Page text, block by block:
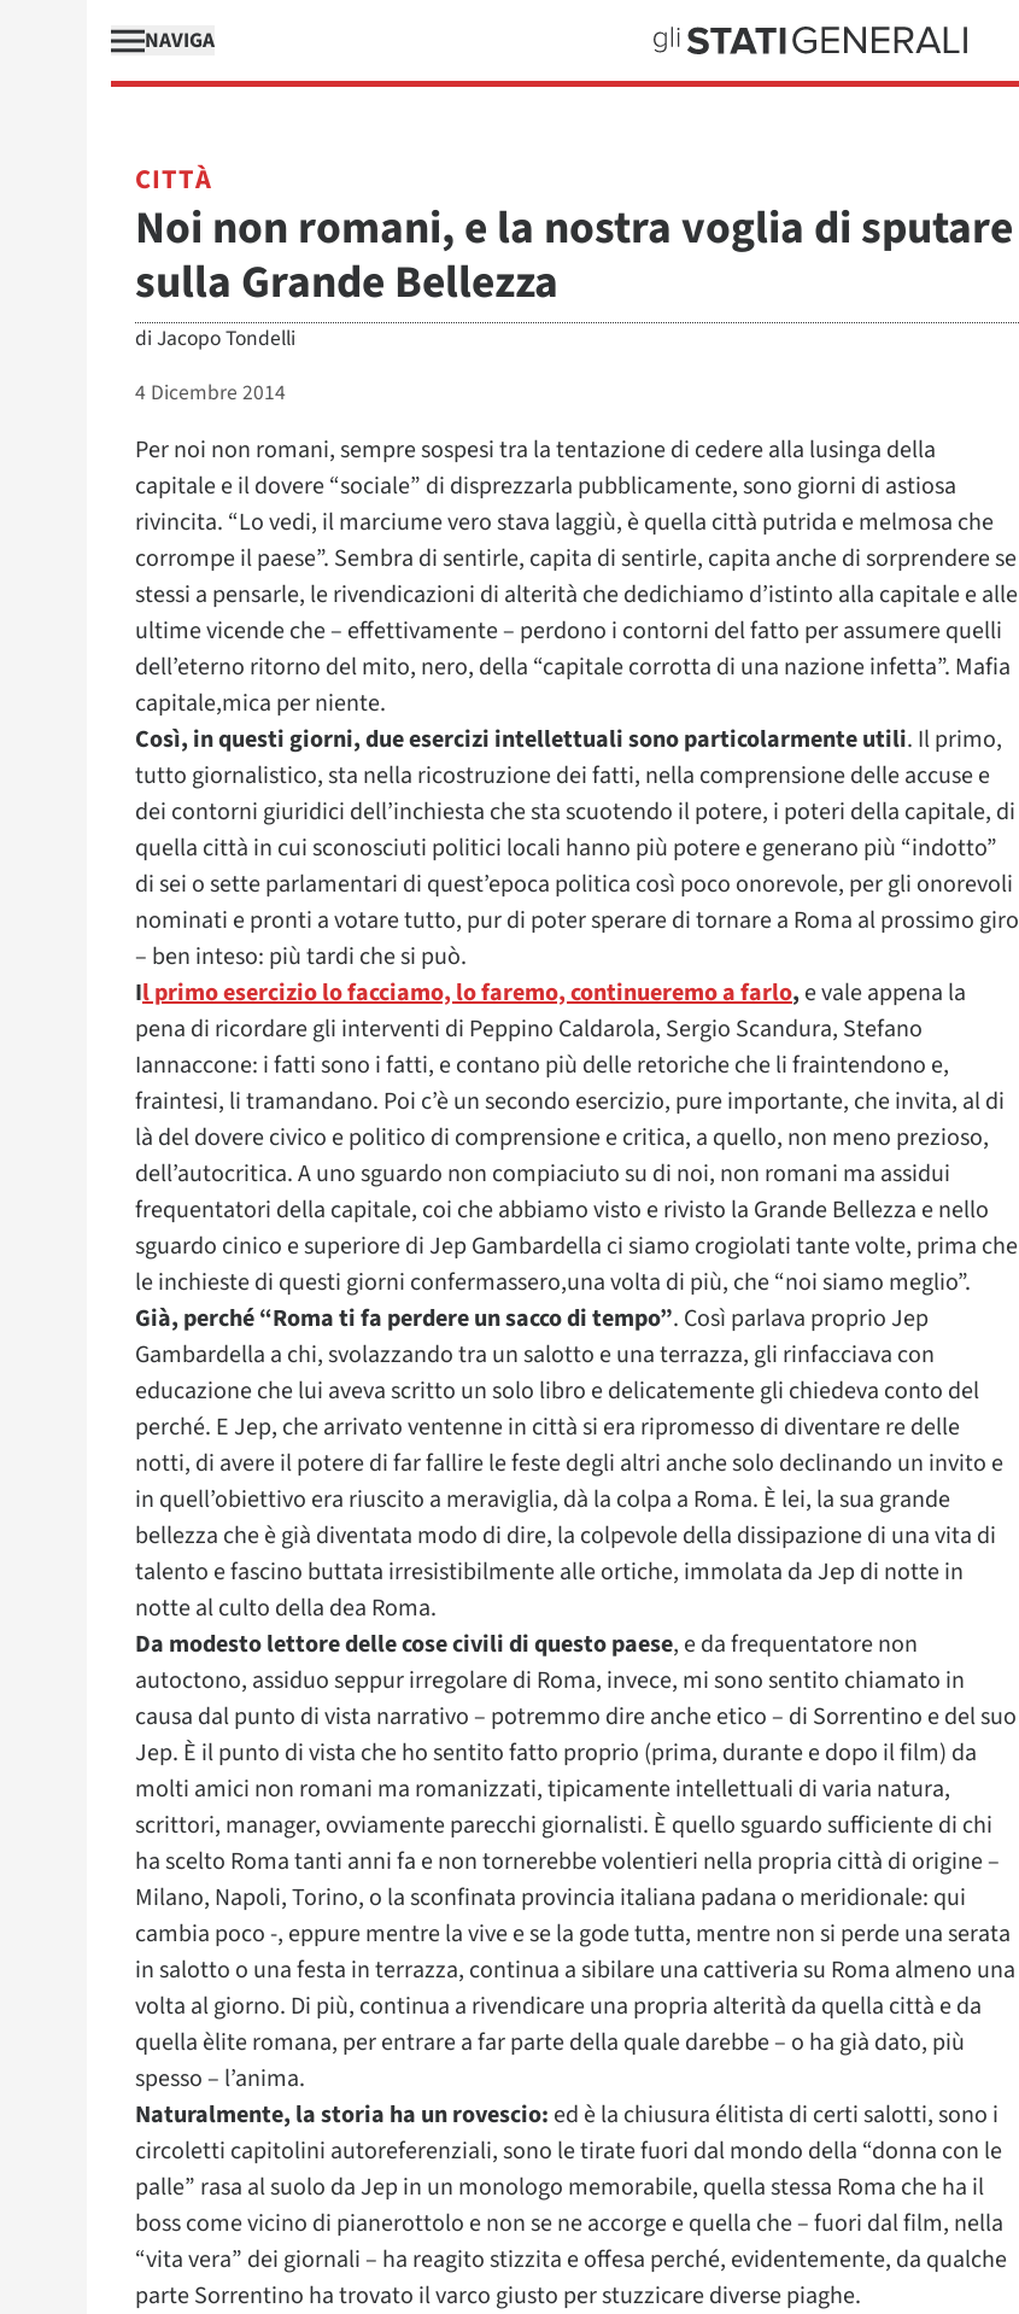
NAVIGA
CITTÀ
Noi non romani, e la nostra voglia di sputare
sulla Grande Bellezza
di Jacopo Tondelli
4 Dicembre 2014
Per noi non romani, sempre sospesi tra la tentazione di cedere alla lusinga della
capitale e il dovere “sociale” di disprezzarla pubblicamente, sono giorni di astiosa
rivincita. “Lo vedi, il marciume vero stava laggiù, è quella città putrida e melmosa che
corrompe il paese”. Sembra di sentirle, capita di sentirle, capita anche di sorprendere se
stessi a pensarle, le rivendicazioni di alterità che dedichiamo d’istinto alla capitale e alle
ultime vicende che – effettivamente – perdono i contorni del fatto per assumere quelli
dell’eterno ritorno del mito, nero, della “capitale corrotta di una nazione infetta”. Mafia
capitale,mica per niente.
Così, in questi giorni, due esercizi intellettuali sono particolarmente utili. Il primo,
tutto giornalistico, sta nella ricostruzione dei fatti, nella comprensione delle accuse e
dei contorni giuridici dell’inchiesta che sta scuotendo il potere, i poteri della capitale, di
quella città in cui sconosciuti politici locali hanno più potere e generano più “indotto”
di sei o sette parlamentari di quest’epoca politica così poco onorevole, per gli onorevoli
nominati e pronti a votare tutto, pur di poter sperare di tornare a Roma al prossimo giro
– ben inteso: più tardi che si può.
Il primo esercizio lo facciamo, lo faremo, continueremo a farlo, e vale appena la
pena di ricordare gli interventi di Peppino Caldarola, Sergio Scandura, Stefano
Iannaccone: i fatti sono i fatti, e contano più delle retoriche che li fraintendono e,
fraintesi, li tramandano. Poi c’è un secondo esercizio, pure importante, che invita, al di
là del dovere civico e politico di comprensione e critica, a quello, non meno prezioso,
dell’autocritica. A uno sguardo non compiaciuto su di noi, non romani ma assidui
frequentatori della capitale, coi che abbiamo visto e rivisto la Grande Bellezza e nello
sguardo cinico e superiore di Jep Gambardella ci siamo crogiolati tante volte, prima che
le inchieste di questi giorni confermassero,una volta di più, che “noi siamo meglio”.
Già, perché “Roma ti fa perdere un sacco di tempo”. Così parlava proprio Jep
Gambardella a chi, svolazzando tra un salotto e una terrazza, gli rinfacciava con
educazione che lui aveva scritto un solo libro e delicatemente gli chiedeva conto del
perché. E Jep, che arrivato ventenne in città si era ripromesso di diventare re delle
notti, di avere il potere di far fallire le feste degli altri anche solo declinando un invito e
in quell’obiettivo era riuscito a meraviglia, dà la colpa a Roma. È lei, la sua grande
bellezza che è già diventata modo di dire, la colpevole della dissipazione di una vita di
talento e fascino buttata irresistibilmente alle ortiche, immolata da Jep di notte in
notte al culto della dea Roma.
Da modesto lettore delle cose civili di questo paese, e da frequentatore non
autoctono, assiduo seppur irregolare di Roma, invece, mi sono sentito chiamato in
causa dal punto di vista narrativo – potremmo dire anche etico – di Sorrentino e del suo
Jep. È il punto di vista che ho sentito fatto proprio (prima, durante e dopo il film) da
molti amici non romani ma romanizzati, tipicamente intellettuali di varia natura,
scrittori, manager, ovviamente parecchi giornalisti. È quello sguardo sufficiente di chi
ha scelto Roma tanti anni fa e non tornerebbe volentieri nella propria città di origine –
Milano, Napoli, Torino, o la sconfinata provincia italiana padana o meridionale: qui
cambia poco -, eppure mentre la vive e se la gode tutta, mentre non si perde una serata
in salotto o una festa in terrazza, continua a sibilare una cattiveria su Roma almeno una
volta al giorno. Di più, continua a rivendicare una propria alterità da quella città e da
quella èlite romana, per entrare a far parte della quale darebbe – o ha già dato, più
spesso – l’anima.
Naturalmente, la storia ha un rovescio: ed è la chiusura élitista di certi salotti, sono i
circoletti capitolini autoreferenziali, sono le tirate fuori dal mondo della “donna con le
palle” rasa al suolo da Jep in un monologo memorabile, quella stessa Roma che ha il
boss come vicino di pianerottolo e non se ne accorge e quella che – fuori dal film, nella
“vita vera” dei giornali – ha reagito stizzita e offesa perché, evidentemente, da qualche
parte Sorrentino ha trovato il varco giusto per stuzzicare diverse piaghe.